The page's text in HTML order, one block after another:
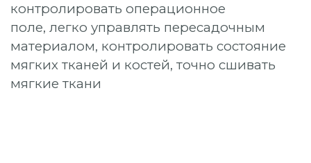
контролировать операционное
поле, легко управлять пересадочным
материалом, контролировать состояние
мягких тканей и костей, точно сшивать
мягкие ткани